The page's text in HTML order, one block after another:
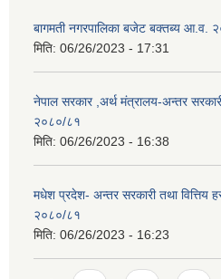
बागमती नगरपालिका बजेट बक्तब्य आ.व.
मिति: 06/26/2023 - 17:31
नेपाल सरकार ,अर्थ मंत्रालय-अन्तर
२०८०/८१
मिति: 06/26/2023 - 16:38
मधेश प्रदेश- अन्तर सरकारी तथा वित्तिय
२०८०/८१
मिति: 06/26/2023 - 16:23